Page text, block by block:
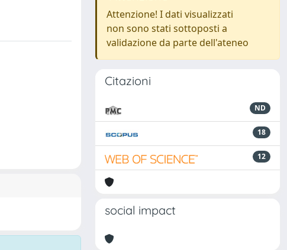
Attenzione! I dati visualizzati
non sono stati sottoposti a
validazione da parte dell'ateneo
Citazioni
ND
18
12
social impact